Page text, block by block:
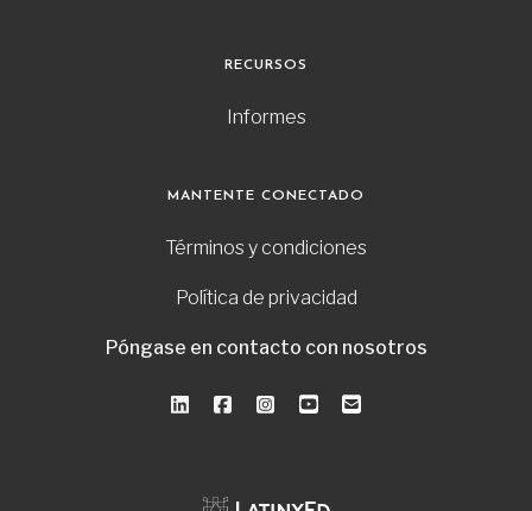
RECURSOS
Informes
MANTENTE CONECTADO
Términos y condiciones
Política de privacidad
Póngase en contacto con nosotros